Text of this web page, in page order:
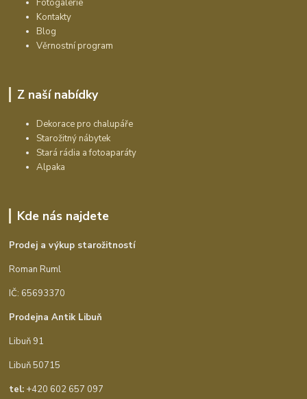
Fotogalerie
Kontakty
Blog
Věrnostní program
Z naší nabídky
Dekorace pro chalupáře
Starožitný nábytek
Stará rádia a fotoaparáty
Alpaka
Kde nás najdete
Prodej a výkup starožitností
Roman Ruml
IČ: 65693370
Prodejna Antik Libuň
Libuň 91
Libuň 50715
tel: +420 602 657 097